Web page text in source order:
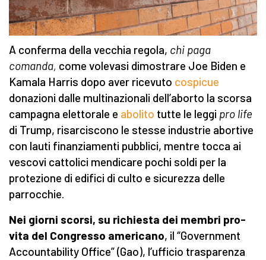
A conferma della vecchia regola, chi paga
comanda, come volevasi dimostrare Joe Biden e
Kamala Harris dopo aver ricevuto cospicue
donazioni dalle multinazionali dell’aborto la scorsa
campagna elettorale e abolito tutte le leggi pro life
di Trump, risarciscono le stesse industrie abortive
con lauti finanziamenti pubblici, mentre tocca ai
vescovi cattolici mendicare pochi soldi per la
protezione di edifici di culto e sicurezza delle
parrocchie.
Nei giorni scorsi, su richiesta dei membri pro-
vita del Congresso americano, il “Government
Accountability Office” (Gao), l’ufficio trasparenza